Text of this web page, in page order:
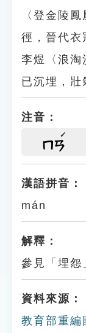
〈登金陵
徑，晉代衣
李煜〈浪淘
已沉埋，壯
注音：
ㄇㄢ
漢語拼音：
mán
解釋：
參見「埋怨
資料來源：
教育部重編